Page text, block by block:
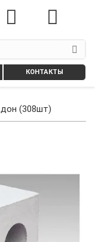
КОНТАКТЫ
(308шт)